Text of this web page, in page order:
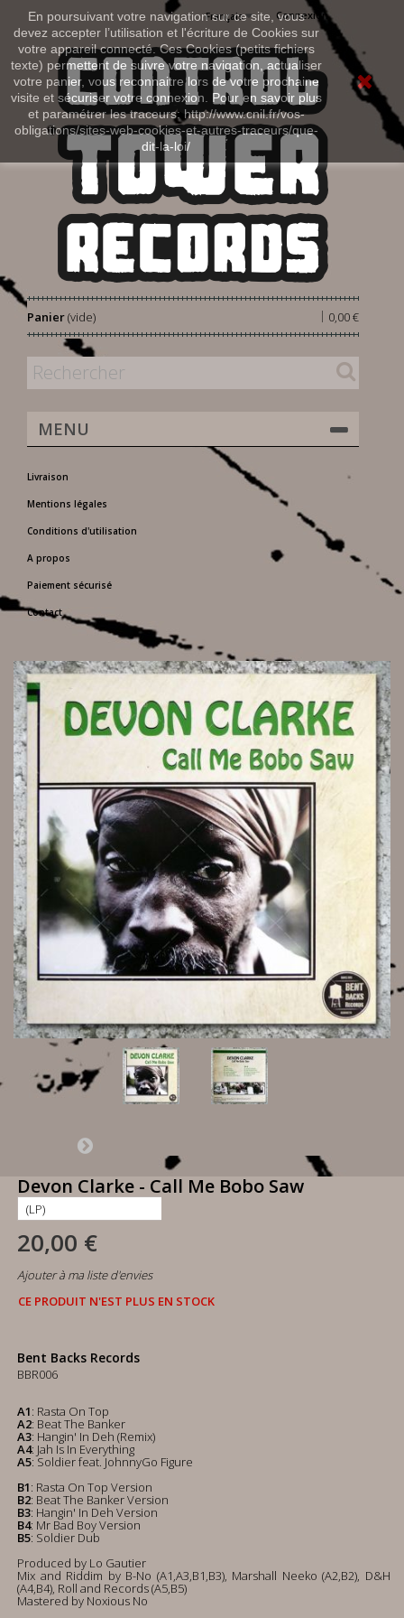
En poursuivant votre navigation sur ce site, vous
devez accepter l’utilisation et l'écriture de Cookies sur
votre appareil connecté. Ces Cookies (petits fichiers
texte) permettent de suivre votre navigation, actualiser
votre panier, vous reconnaitre lors de votre prochaine
visite et sécuriser votre connexion. Pour en savoir plus
et paramétrer les traceurs: http://www.cnil.fr/vos-
obligations/sites-web-cookies-et-autres-traceurs/que-
dit-la-loi/
Connexion
Français
Panier 0,00 €
|
(vide)
MENU
Livraison
Mentions légales
Conditions d'utilisation
A propos
Paiement sécurisé
Contact
Devon Clarke - Call Me Bobo Saw
20,00 €
Ajouter à ma liste d'envies
CE PRODUIT N'EST PLUS EN STOCK
Bent Backs Records
BBR006
A1: Rasta On Top
A2: Beat The Banker
A3: Hangin' In Deh (Remix)
A4: Jah Is In Everything
A5: Soldier feat. JohnnyGo Figure
B1: Rasta On Top Version
B2: Beat The Banker Version
B3: Hangin' In Deh Version
B4: Mr Bad Boy Version
B5: Soldier Dub
Produced by Lo Gautier
Mix and Riddim by B-No (A1,A3,B1,B3), Marshall Neeko (A2,B2), D&H
(A4,B4), Roll and Records (A5,B5)
Mastered by Noxious No